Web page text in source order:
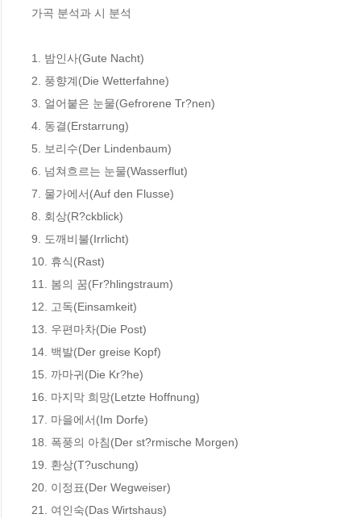
가곡 분석과 시 분석
1. 밤인사(Gute Nacht)
2. 풍향계(Die Wetterfahne)
3. 얼어붙은 눈물(Gefrorene Tr?nen)
4. 동결(Erstarrung)
5. 보리수(Der Lindenbaum)
6. 넘쳐흐르는 눈물(Wasserflut)
7. 물가에서(Auf den Flusse)
8. 회상(R?ckblick)
9. 도깨비불(Irrlicht)
10. 휴식(Rast)
11. 봄의 꿈(Fr?hlingstraum)
12. 고독(Einsamkeit)
13. 우편마차(Die Post)
14. 백발(Der greise Kopf)
15. 까마귀(Die Kr?he)
16. 마지막 희망(Letzte Hoffnung)
17. 마을에서(Im Dorfe)
18. 폭풍의 아침(Der st?rmische Morgen)
19. 환상(T?uschung)
20. 이정표(Der Wegweiser)
21. 여인숙(Das Wirtshaus)